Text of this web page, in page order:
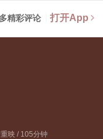
精彩评论 打开App
映 / 105分钟